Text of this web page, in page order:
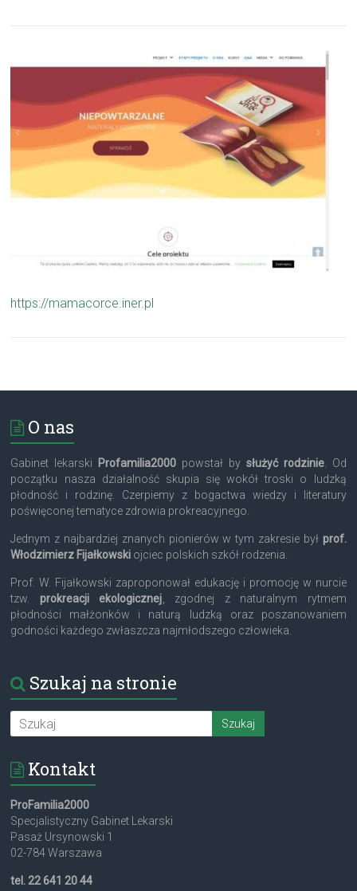
https://mamacorce.iner.pl
O nas
Gabinet lekarski Profamilia2000 powstał by służyć rodzinie. Od
początku nasza działalność skupia się wokół troski o ludzką
płodność i rodzinę. Czerpiemy z bogactwa wiedzy i literatury
poświęconej tematyce zdrowia prokreacyjnego.
Jednym z najbardziej znanych pionierów w tym zakresie był prof.
Włodzimierz Fijałkowski ojciec polskich szkół rodzenia.
Prof. W. Fijałkowski zaproponował edukację i promocję w nurcie
tzw. prokreacji ekologicznej , zgodnej z naturalnym rytmem
płodności małżonków i naturą ludzką oraz poszanowaniem
godności każdego zwłaszcza najmłodszego człowieka.
Szukaj na stronie
Kontakt
ProFamilia2000
Specjalistyczny Gabinet Lekarski
Pasaż Ursynowski 1
02-784 Warszawa
tel. 22 641 20 44